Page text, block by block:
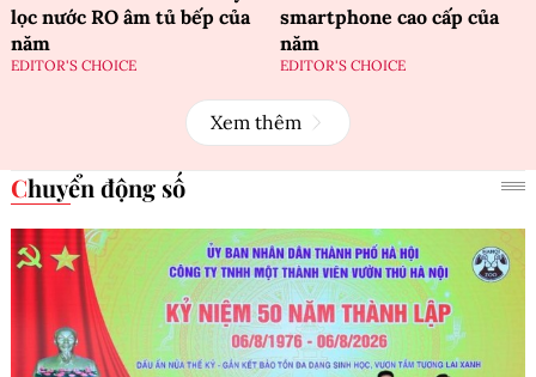
lọc nước RO âm tủ bếp của
năm
EDITOR'S CHOICE
smartphone cao cấp của
năm
EDITOR'S CHOICE
Xem thêm
Chuyển động số